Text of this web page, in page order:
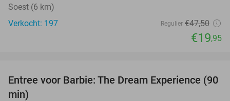
Soest (6 km)
Verkocht: 197
Regulier €47,50
€19,95
30%
Entree voor Barbie: The Dream Experience (90
min)